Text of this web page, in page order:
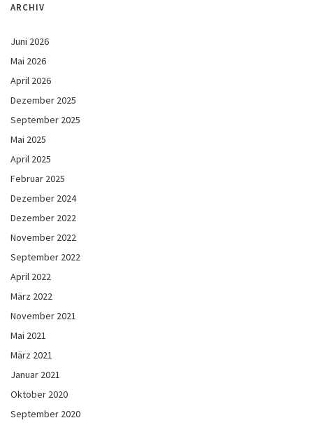
ARCHIV
Juni 2026
Mai 2026
April 2026
Dezember 2025
September 2025
Mai 2025
April 2025
Februar 2025
Dezember 2024
Dezember 2022
November 2022
September 2022
April 2022
März 2022
November 2021
Mai 2021
März 2021
Januar 2021
Oktober 2020
September 2020